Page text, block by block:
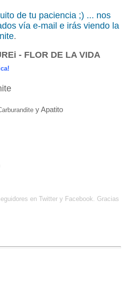
de tu paciencia ;) ... nos
vía e-mail e irás viendo la
.
- FLOR DE LA VIDA
y Apatito
en Twitter y Facebook. Gracias